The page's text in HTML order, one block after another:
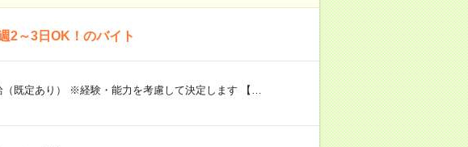
2～3日OK！のバイト
既定あり） ※経験・能力を考慮して決定します 【…